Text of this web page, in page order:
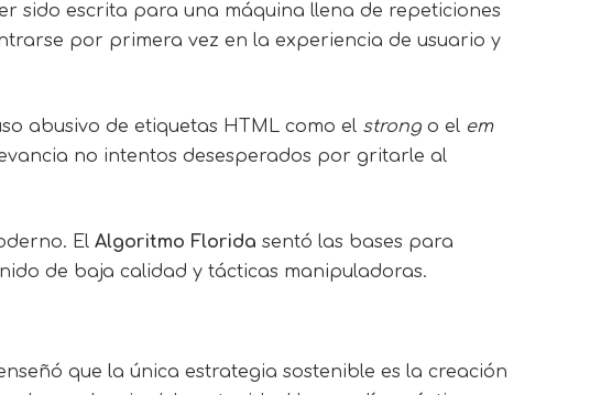
sido escrita para una máquina llena de repeticiones
por primera vez en la experiencia de usuario y
abusivo de etiquetas HTML como el strong o el em
no intentos desesperados por gritarle al
El Algoritmo Florida sentó las bases para
de baja calidad y tácticas manipuladoras.
que la única estrategia sostenible es la creación